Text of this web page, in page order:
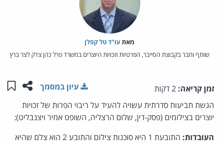
מאת‏עו"ד טל קפלן
שותף וחבר בקבוצת הסייבר, הפרטיות וזכויות היוצרים במשרד פרל כהן צדק לצר ברץ
זמן קריאה: שתפו
עיון במסמך
הגשת תביעות סדרתית עשויה להעיד על ריבוי הפרות של זכויות
יוצרים בצילומים (פסק-דין, שלום הרצליה, השופט אמיר ויצנבליט):
העובדות:
התובעת 1 היא סוכנות צילום והתובע 2 הוא צלם שהיא